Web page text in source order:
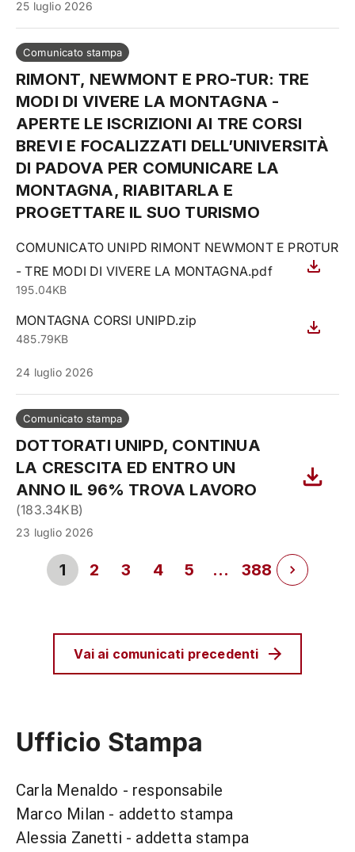
25 luglio 2026
Comunicato stampa
RIMONT, NEWMONT E PRO-TUR: TRE
MODI DI VIVERE LA MONTAGNA -
APERTE LE ISCRIZIONI AI TRE CORSI
BREVI E FOCALIZZATI DELL’UNIVERSITÀ
DI PADOVA PER COMUNICARE LA
MONTAGNA, RIABITARLA E
PROGETTARE IL SUO TURISMO
COMUNICATO UNIPD RIMONT NEWMONT E PROTUR
- TRE MODI DI VIVERE LA MONTAGNA.pdf
195.04KB
MONTAGNA CORSI UNIPD.zip
485.79KB
24 luglio 2026
Comunicato stampa
DOTTORATI UNIPD, CONTINUA
LA CRESCITA ED ENTRO UN
ANNO IL 96% TROVA LAVORO
(183.34KB)
23 luglio 2026
1 2 3 4 5 … 388
Vai ai comunicati precedenti
Ufficio Stampa
Carla Menaldo - responsabile
Marco Milan - addetto stampa
Alessia Zanetti - addetta stampa